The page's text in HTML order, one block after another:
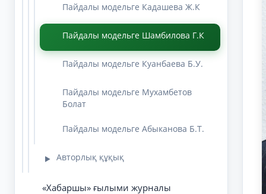
Пайдалы модельге Кадашева Ж.К
Пайдалы модельге Шамбилова Г.К
Пайдалы модельге Куанбаева Б.У.
Пайдалы модельге Мухамбетов
Болат
Пайдалы модельге Абыканова Б.Т.
▶ Авторлық құқық
«Хабаршы» ғылыми журналы